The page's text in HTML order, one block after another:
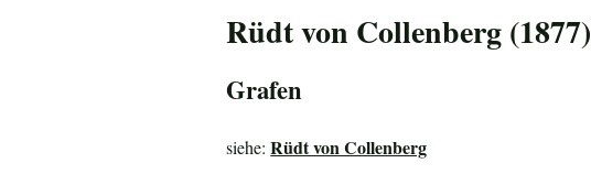
Rüdt von Collenberg (1877)
Grafen
siehe:Rüdt von Collenberg